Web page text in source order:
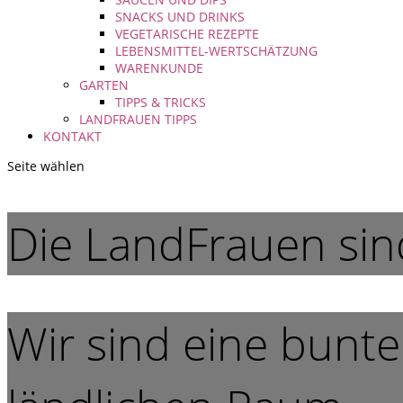
SNACKS UND DRINKS
VEGETARISCHE REZEPTE
LEBENSMITTEL-WERTSCHÄTZUNG
WARENKUNDE
GARTEN
TIPPS & TRICKS
LANDFRAUEN TIPPS
KONTAKT
Seite wählen
Die LandFrauen
Wir sind eine